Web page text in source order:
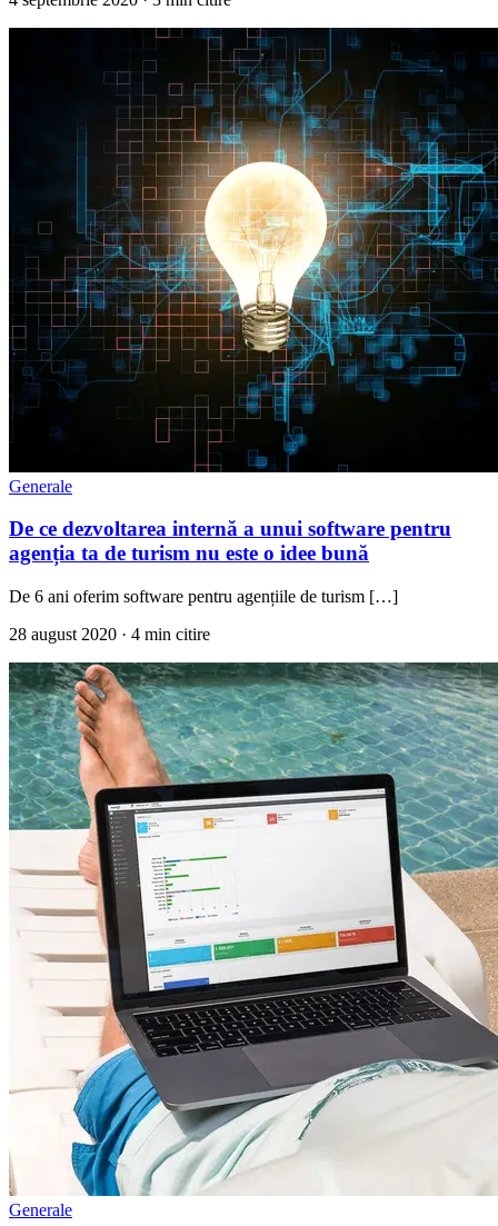
Generale
De ce dezvoltarea internă a unui software pentru
agenția ta de turism nu este o idee bună
De 6 ani oferim software pentru agențiile de turism […]
28 august 2020 · 4 min citire
Generale